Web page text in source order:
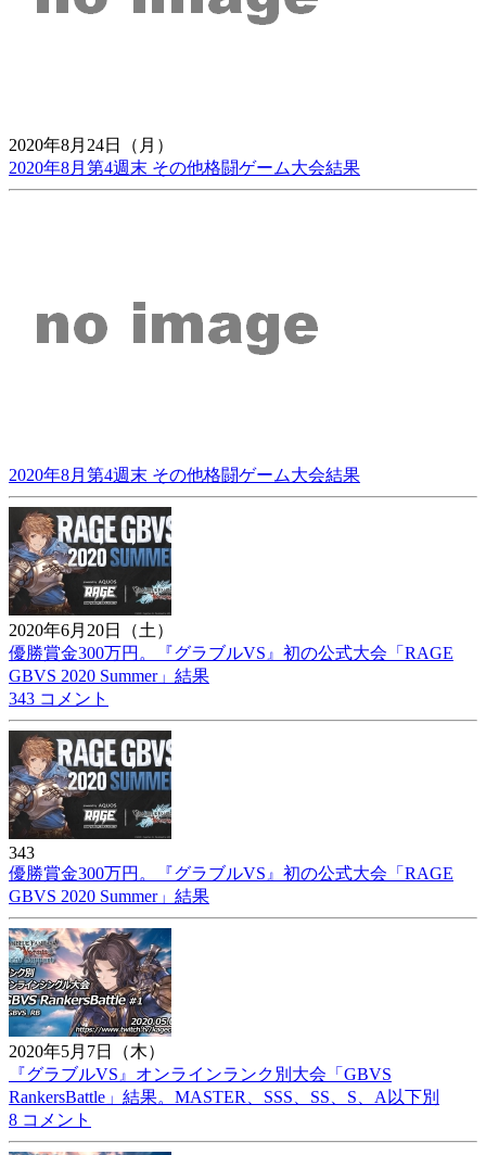
2020年8月24日（月）
2020年8月第4週末 その他格闘ゲーム大会結果
2020年8月第4週末 その他格闘ゲーム大会結果
2020年6月20日（土）
優勝賞金300万円。『グラブルVS』初の公式大会「RAGE
GBVS 2020 Summer」結果
343 コメント
343
優勝賞金300万円。『グラブルVS』初の公式大会「RAGE
GBVS 2020 Summer」結果
2020年5月7日（木）
『グラブルVS』オンラインランク別大会「GBVS
RankersBattle」結果。MASTER、SSS、SS、S、A以下別
8 コメント